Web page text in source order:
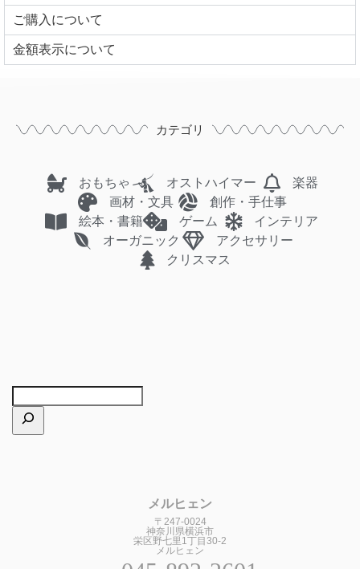
ご購入について
⾦額表⽰について
カテゴリ
おもちゃ オストハイマー
楽器
画材・文具
創作・手仕事
絵本・書籍
ゲーム
インテリア
オーガニック
アクセサリー
クリスマス
メルヒェン
〒247-0024
神奈川県横浜市
栄区野七里1丁目30-2
メルヒェン